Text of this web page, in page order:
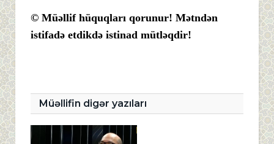
© Müəllif hüquqları qorunur! Mətndən
istifadə etdikdə istinad mütləqdir!
Müəllifin digər yazıları